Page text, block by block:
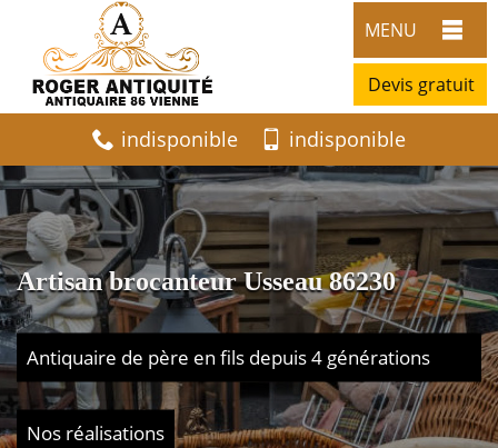
MENU
Devis gratuit
indisponible indisponible
Artisan brocanteur Usseau 86230
Antiquaire de père en fils depuis 4 générations
Nos réalisations